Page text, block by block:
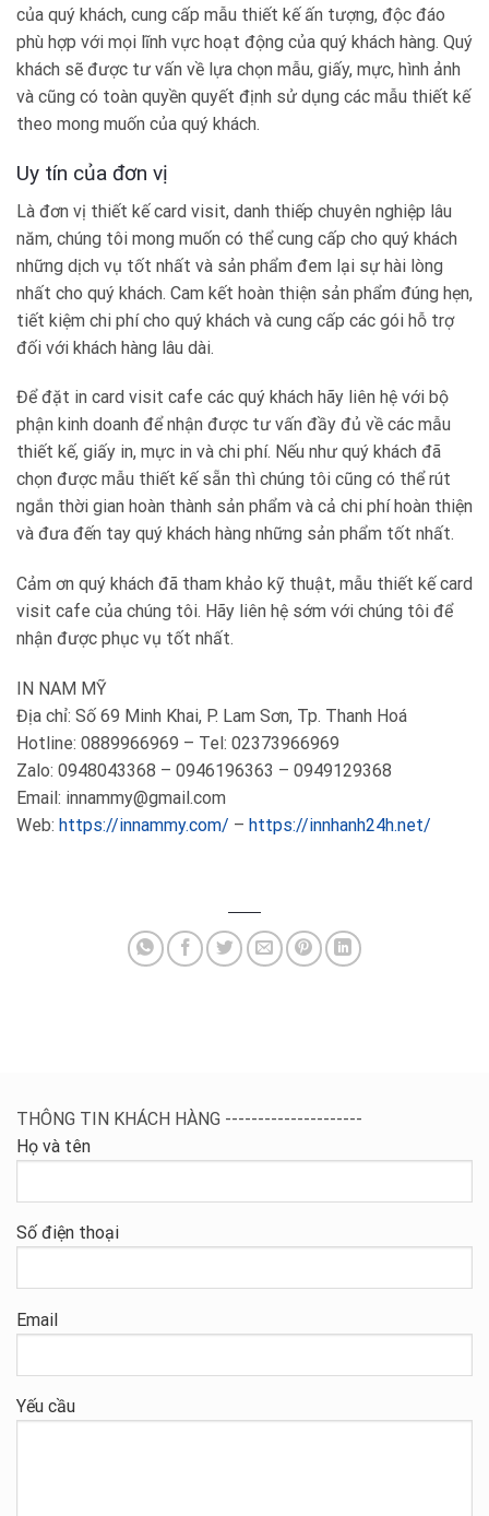
của quý khách, cung cấp mẫu thiết kế ấn tượng, độc đáo
phù hợp với mọi lĩnh vực hoạt động của quý khách hàng. Quý
khách sẽ được tư vấn về lựa chọn mẫu, giấy, mực, hình ảnh
và cũng có toàn quyền quyết định sử dụng các mẫu thiết kế
theo mong muốn của quý khách.
Uy tín của đơn vị
Là đơn vị thiết kế card visit, danh thiếp chuyên nghiệp lâu
năm, chúng tôi mong muốn có thể cung cấp cho quý khách
những dịch vụ tốt nhất và sản phẩm đem lại sự hài lòng
nhất cho quý khách. Cam kết hoàn thiện sản phẩm đúng hẹn,
tiết kiệm chi phí cho quý khách và cung cấp các gói hỗ trợ
đối với khách hàng lâu dài.
Để đặt in card visit cafe các quý khách hãy liên hệ với bộ
phận kinh doanh để nhận được tư vấn đầy đủ về các mẫu
thiết kế, giấy in, mực in và chi phí. Nếu như quý khách đã
chọn được mẫu thiết kế sẵn thì chúng tôi cũng có thể rút
ngắn thời gian hoàn thành sản phẩm và cả chi phí hoàn thiện
và đưa đến tay quý khách hàng những sản phẩm tốt nhất.
Cảm ơn quý khách đã tham khảo kỹ thuật, mẫu thiết kếcard
visit cafe của chúng tôi. Hãy liên hệ sớm với chúng tôi để
nhận được phục vụ tốt nhất.
IN NAM MỸ
Địa chỉ: Số 69 Minh Khai, P. Lam Sơn, Tp. Thanh Hoá
Hotline: 0889966969 – Tel: 02373966969
Zalo: 0948043368 – 0946196363 – 0949129368
Email: innammy@gmail.com
Web: https://innammy.com/ – https://innhanh24h.net/
THÔNG TIN KHÁCH HÀNG ---------------------
Họ và tên
Số điện thoại
Email
Yếu cầu